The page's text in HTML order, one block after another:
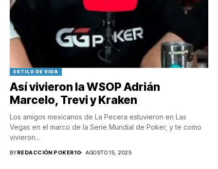
ESTILO DE VIDA
Así vivieron la WSOP Adrián
Marcelo, Trevi y Kraken
Los amigos mexicanos de La Pecera estuvieron en Las
Vegas en el marco de la Serie Mundial de Poker, y te como
vivieron...
BYREDACCIÓN POKER10 AGOSTO 15, 2025